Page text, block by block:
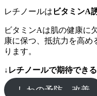
レチノールは ビタミンA
ビタミンAは肌の健康に
康に保つ、抵抗力を高め
ります。
↓レチノールで期待でき
しわの予防、改善